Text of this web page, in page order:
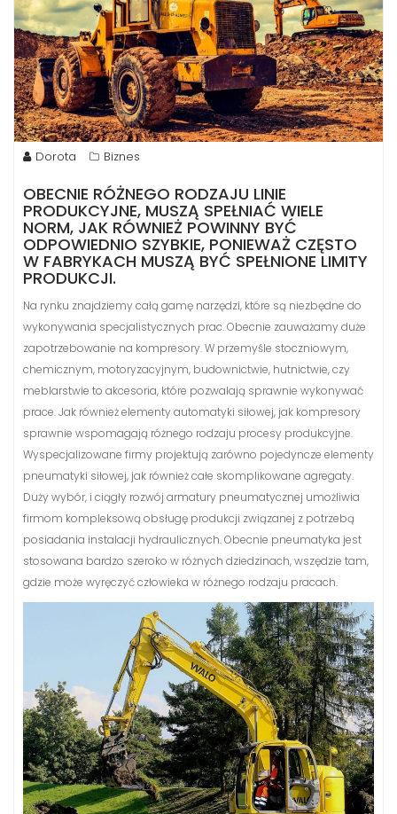
Dorota Biznes
OBECNIE RÓŻNEGO RODZAJU LINIE
PRODUKCYJNE, MUSZĄ SPEŁNIAĆ WIELE
NORM, JAK RÓWNIEŻ POWINNY BYĆ
ODPOWIEDNIO SZYBKIE, PONIEWAŻ CZĘSTO
W FABRYKACH MUSZĄ BYĆ SPEŁNIONE LIMITY
PRODUKCJI.
Na rynku znajdziemy całą gamę narzędzi, które są niezbędne do
wykonywania specjalistycznych prac. Obecnie zauważamy duże
zapotrzebowanie na kompresory. W przemyśle stoczniowym,
chemicznym, motoryzacyjnym, budownictwie, hutnictwie, czy
meblarstwie to akcesoria, które pozwalają sprawnie wykonywać
prace. Jak również elementy automatyki siłowej, jak kompresory
sprawnie wspomagają różnego rodzaju procesy produkcyjne.
Wyspecjalizowane firmy projektują zarówno pojedyncze elementy
pneumatyki siłowej, jak również całe skomplikowane agregaty.
Duży wybór, i ciągły rozwój armatury pneumatycznej umożliwia
firmom kompleksową obsługę produkcji związanej z potrzebą
posiadania instalacji hydraulicznych. Obecnie pneumatyka jest
stosowana bardzo szeroko w różnych dziedzinach, wszędzie tam,
gdzie może wyręczyć człowieka w różnego rodzaju pracach.